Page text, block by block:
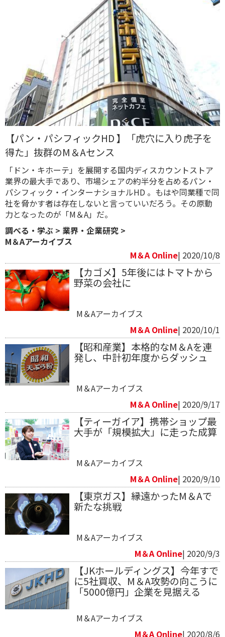
【パン・パシフィックHD 】「虎穴に入り虎子を
得た」抜群のM＆Aセンス
「ドン・キホーテ」を展開する国内ディスカウントストア
業界の最大手であり、市場シェアの約半分を占めるパン・
パシフィック・インターナショナルHD 。もはや同業種で同
社を脅かす者は存在しないと言っていいだろう。その原動
力となったのが「M＆A」だ。
調べる・学ぶ > 業界・企業研究 >
M＆Aアーカイブス
M＆A Online| 2020/10/8
【カゴメ】5年後にはトマトから
野菜の会社に
M＆Aアーカイブス
M＆A Online| 2020/10/1
【昭和産業】本格的なM＆Aを連
発し、中計初年度からダッシュ
M＆Aアーカイブス
M＆A Online| 2020/9/17
【ティーガイア】携帯ショップ最
大手が「規模拡大」に走った成算
M＆Aアーカイブス
M＆A Online| 2020/9/10
【東京ガス】縁遠かったM＆Aで
新たな挑戦
M＆Aアーカイブス
M＆A Online| 2020/9/3
【JKホールディングス】今年すで
に5社買収、M＆A攻勢の向こうに
「5000億円」企業を見据える
M＆Aアーカイブス
M＆A Online| 2020/8/6